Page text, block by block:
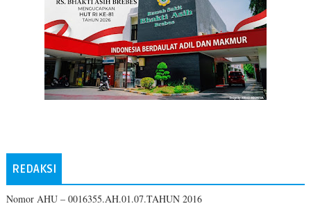
REDAKSI
Nomor AHU – 0016355.AH.01.07.TAHUN 2016